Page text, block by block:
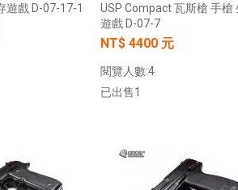
翔準AOG】S&T M4彈匣 300連
/橙/綠/紅 DAMAG38BK AR/M4金
遊戲 D-07-17-1
USP Compact 瓦斯槍 手槍
遊戲 D-07-7
NT$ 4400 元
閱覽人數:4
已出售1